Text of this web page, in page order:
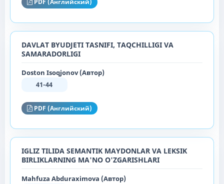
PDF (Английский)
DAVLAT BYUDJETI TASNIFI, TAQCHILLIGI VA
SAMARADORLIGI
Doston Isoqjonov (Автор)
41-44
PDF (Английский)
IGLIZ TILIDA SEMANTIK MAYDONLAR VA LEKSIK
BIRLIKLARNING MA'NO O'ZGARISHLARI
Mahfuza Abduraximova (Автор)